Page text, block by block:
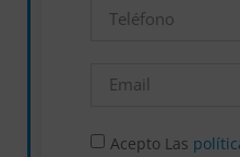
Acepto Las